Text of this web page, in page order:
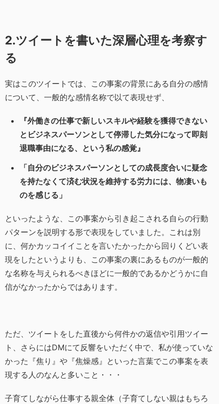
2.ツイートを書いた深層心理を考察す
る
実はこのツイートでは、この事案の背景にある自分の感情
について、一般的な感情名称で以て表現せず、
『外働きの仕事で新しいスキルや経験を獲得できない
とビジネスパーソンとして停滞した気分になって即刻
退職事由になる、という私の感覚』
「自分のビジネスパーソンとしての成長度合いに疑念
を持たなくて済む状況を維持する労力には、物凄いも
のを感じる」
といったような、この事案から引き起こされる自らの行動
パターンを説明する形で表現をしていました。これは別
に、何かカッコイイことを言いたかったから回りくどい表
現をしたというよりも、この事案の裏にあるものが一般的
な名称を与えられるべきほどに一般的であるかどうかに自
信がなかったからではあります。
ただ、ツイートをした直後から何件かの返信や引用ツイー
ト、さらにはDMにて反響をいただく中で、私が使っていな
かった『焦り』や『焦燥感』といった言葉でこの事案を表
現する人のなんと多いこと・・・
子育てしながら仕事する親全体（子育てしない親はもちろ